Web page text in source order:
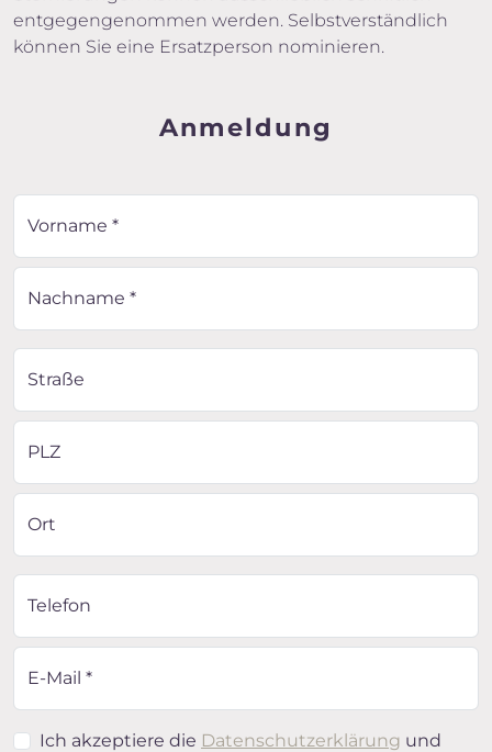
entgegengenommen werden. Selbstverständlich
können Sie eine Ersatzperson nominieren.
Anmeldung
Vorname *
Nachname *
Straße
PLZ
Ort
Telefon
E-Mail *
Ich akzeptiere die Datenschutzerklärung und